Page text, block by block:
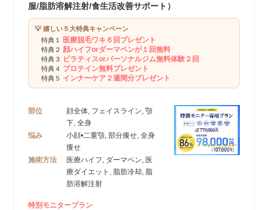
服/脂肪溶解注射/食生活改善サポート）
💡 嬉しい５大特典キャンペーン
特典１
医療脱毛ワキ６回プレゼント
特典２ 顔ハイフorダーマペンが１回無料
特典３ ピラティスorパーソナルジム無料体験２回
特典４ プロテイン無料プレゼント
特典５ インナーケア２週間分プレゼント
部位
顔全体, フェイスライン, 顎
下, 全身
悩み
小顔•二重顎, 部分痩せ, 全身
痩せ
施術方法
医療ハイフ, ダーマペン, 医
療ダイエット, 脂肪冷却, 脂
肪溶解注射
特別モニタープラン